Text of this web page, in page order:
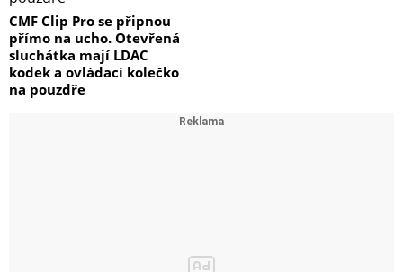
CMF Clip Pro se připnou
přímo na ucho. Otevřená
sluchátka mají LDAC
kodek a ovládací kolečko
na pouzdře